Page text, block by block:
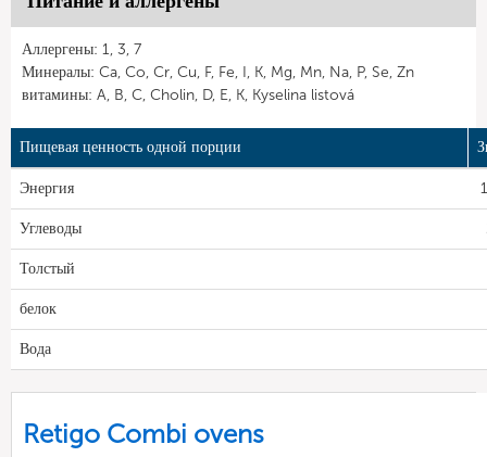
Аллергены: 1, 3, 7
Минералы: Ca, Co, Cr, Cu, F, Fe, I, K, Mg, Mn, Na, P, Se, Zn
витамины: A, B, C, Cholin, D, E, K, Kyselina listová
Пищевая ценность одной порции
Энергия
Углеводы
Толстый
белок
Вода
Retigo Combi ovens